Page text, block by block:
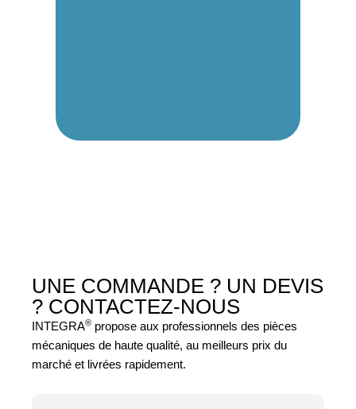
UNE COMMANDE ? UN DEVIS
? CONTACTEZ-NOUS
INTEGRA® propose aux professionnels des pièces
mécaniques de haute qualité, au meilleurs prix du
marché et livrées rapidement.